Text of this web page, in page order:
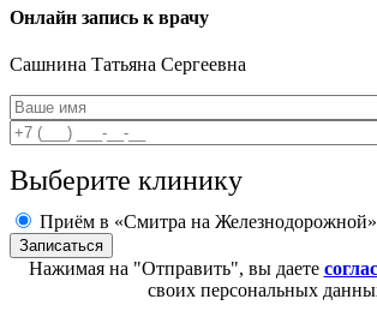
Онлайн запись к врачу
Сашнина Татьяна Сергеевна
Выберите клинику
Приём в «Смитра на Железнодорожной»
Нажимая на "Отправить", вы даете
своих персональных